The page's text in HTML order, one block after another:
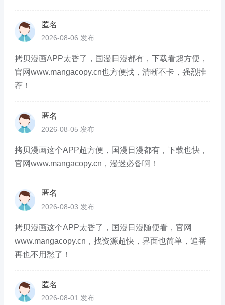
匿名
2026-08-06 发布
拷贝漫画APP太香了，国漫日漫都有，下载看超方便，
官网www.mangacopy.cn也方便找，清晰不卡，强烈推
荐！
匿名
2026-08-05 发布
拷贝漫画这个APP超方便，国漫日漫都有，下载也快，
官网www.mangacopy.cn，漫迷必备啊！
匿名
2026-08-03 发布
拷贝漫画这个APP太香了，国漫日漫随便看，官网
www.mangacopy.cn，找资源超快，界面也简单，追番
再也不用愁了！
匿名
2026-08-01 发布